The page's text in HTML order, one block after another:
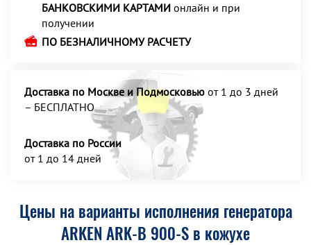
БАНКОВСКИМИ КАРТАМИ онлайн и при
получении
ПО БЕЗНАЛИЧНОМУ РАСЧЕТУ
Доставка по Москве и Подмосковью от 1 до 3 дней
– БЕСПЛАТНО
Доставка по России
от 1 до 14 дней
Цены на варианты исполнения генератора
ARKEN ARK-B 900-S в кожухе